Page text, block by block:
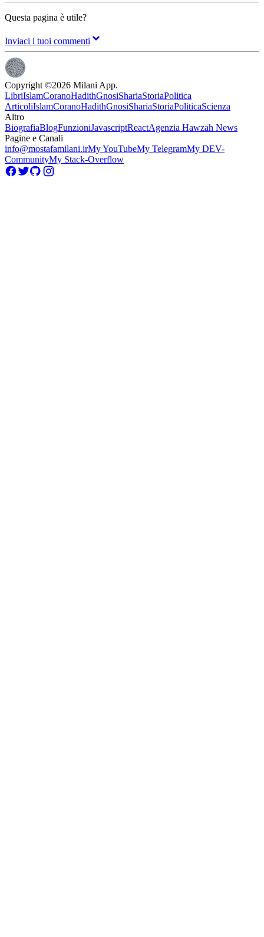
Questa pagina è utile?
Inviaci i tuoi commenti
Copyright ©2026 Milani App.
LibriIslamCoranoHadithGnosiShariaStoriaPolitica
ArticoliIslamCoranoHadithGnosiShariaStoriaPoliticaScienza
Altro
BiografiaBlogFunzioniJavascriptReactAgenzia Hawzah News
Pagine e Canali
info@mostafamilani.irMy YouTubeMy TelegramMy DEV-
CommunityMy Stack-Overflow